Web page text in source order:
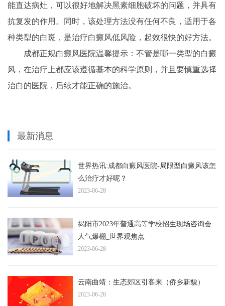
能直达病灶，可以很好地解决黑素细胞破坏的问题，并具有
抗复发的作用。同时，该处理方法没有任何不良，适用于各
种类型的白斑，是治疗白癜风低风险，起效很快的好方法。
成都正规白癜风医院温馨提示：不管是哪一类型的白癜
风，在治疗上都应该遵循基本的科学原则，并且要慎重选择
治白的医院，后续才能正确的施治。
最新消息
世界热讯:成都白癜风医院-局限型白癜风该怎
么治疗才好呢？
2023-06-28
揭阳市2023年普通高等学校招生现场咨询会
人气爆棚_世界观焦点
2023-06-28
云南曲靖：生态郊区引客来（侨乡新貌）
2023-06-28